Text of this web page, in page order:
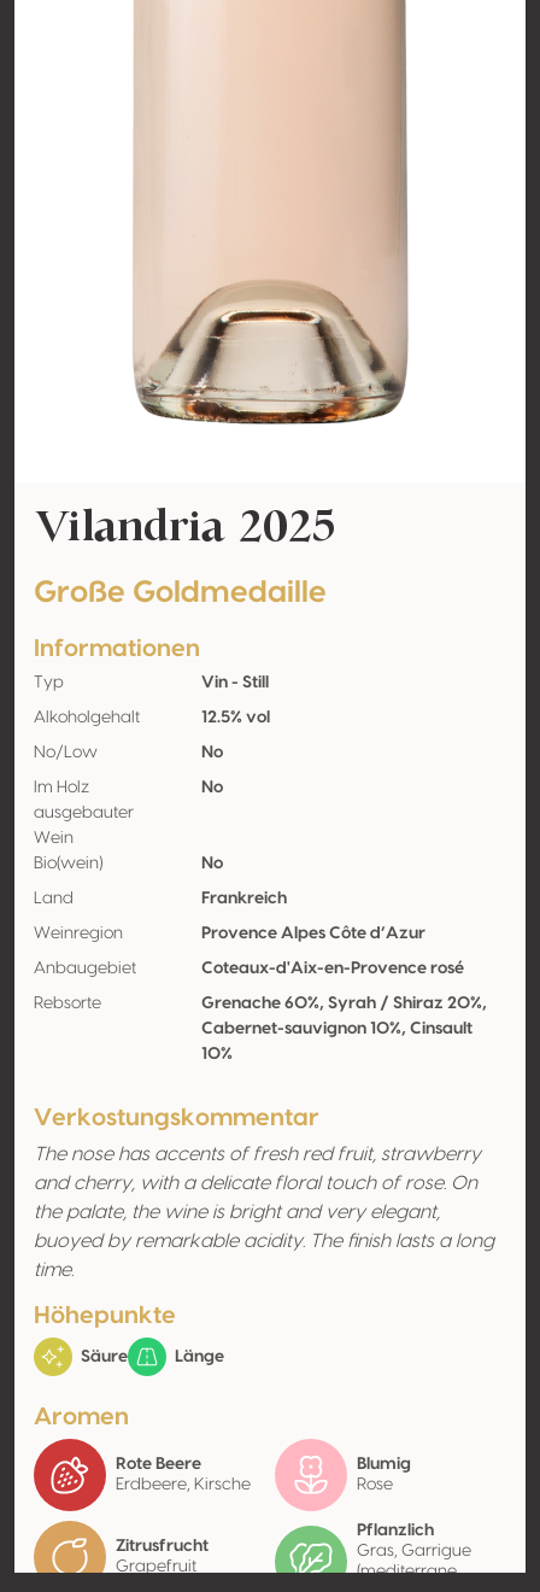
Vilandria 2025
Große Goldmedaille
Informationen
Typ Vin - Still
Alkoholgehalt 12.5% vol
No/Low No
Im Holz
ausgebauter
Wein
No
Bio(wein) No
Land Frankreich
Weinregion Provence Alpes Côte d’Azur
Anbaugebiet Coteaux-d'Aix-en-Provence rosé
Rebsorte
Grenache 60%, Syrah / Shiraz 20%,
Cabernet-sauvignon 10%, Cinsault
10%
Verkostungskommentar
The nose has accents of fresh red fruit, strawberry
and cherry, with a delicate floral touch of rose. On
the palate, the wine is bright and very elegant,
buoyed by remarkable acidity. The finish lasts a long
time.
Höhepunkte
Säure Länge
Aromen
Rote Beere
Erdbeere, Kirsche
Blumig
Rose
Zitrusfrucht
Grapefruit
Pflanzlich
Gras, Garrigue
(mediterrane